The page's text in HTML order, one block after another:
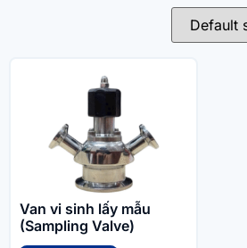
Van vi sinh lấy mẫu
(Sampling Valve)